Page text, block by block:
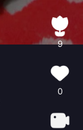
9
0